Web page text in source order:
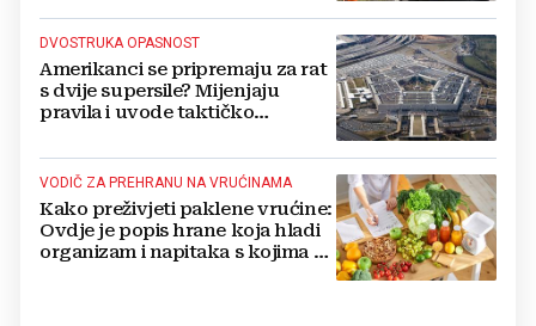
DVOSTRUKA OPASNOST
Amerikanci se pripremaju za rat
s dvije supersile? Mijenjaju
pravila i uvode taktičko
VODIČ ZA PREHRANU NA VRUĆINAMA
Kako preživjeti paklene vrućine:
Ovdje je popis hrane koja hladi
organizam i napitaka s kojima si